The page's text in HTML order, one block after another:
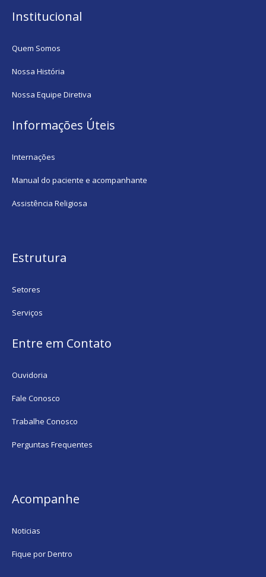
Institucional
Quem Somos
Nossa História
Nossa Equipe Diretiva
Informações Úteis
Internações
Manual do paciente e acompanhante
Assistência Religiosa
Estrutura
Setores
Serviços
Entre em Contato
Ouvidoria
Fale Conosco
Trabalhe Conosco
Perguntas Frequentes
Acompanhe
Noticias
Fique por Dentro